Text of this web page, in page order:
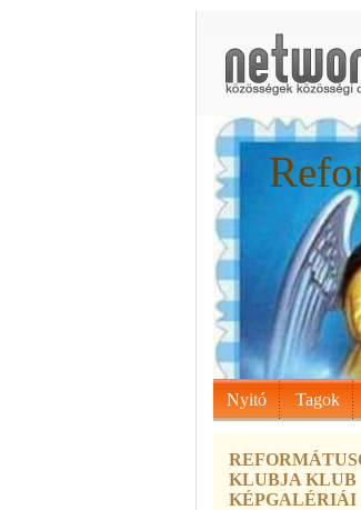
Nyitó Tagok
KLUBJA KLUB
KÉPGALÉRIÁI